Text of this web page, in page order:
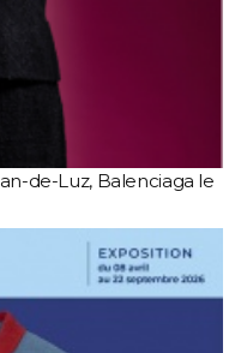
de-Luz, Balenciaga le